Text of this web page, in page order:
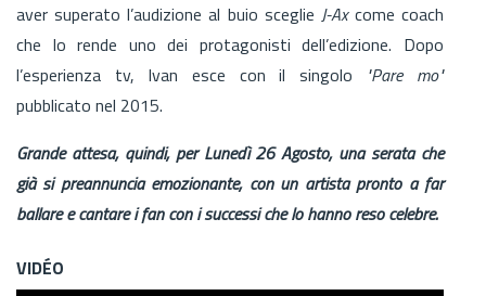
aver superato l’audizione al buio sceglie J-Axcome coach
che lo rende uno dei protagonisti dell’edizione. Dopo
l’esperienza tv, Ivan esce con il singolo
"Pare mo"
pubblicato nel 2015.
Grande attesa, quindi, per Lunedì 26 Agosto, una serata che
già si preannuncia emozionante, con un artista pronto a far
ballare e cantare i fan con i successi che lo hanno reso celebre.
VIDÉO